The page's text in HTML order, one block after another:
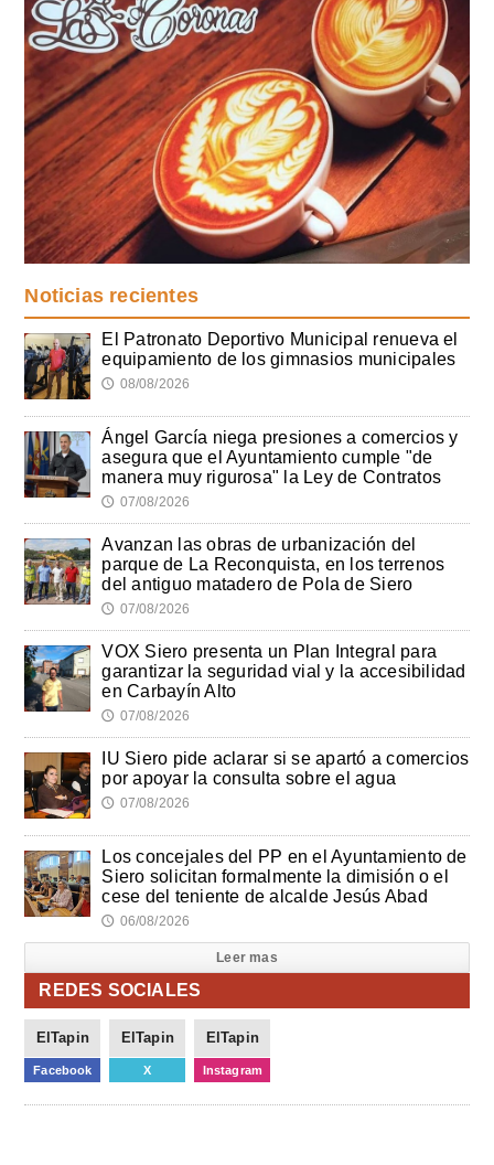
Noticias recientes
El Patronato Deportivo Municipal renueva el
equipamiento de los gimnasios municipales
🕔 08/08/2026
Ángel García niega presiones a comercios y
asegura que el Ayuntamiento cumple "de
manera muy rigurosa" la Ley de Contratos
🕔 07/08/2026
Avanzan las obras de urbanización del
parque de La Reconquista, en los terrenos
del antiguo matadero de Pola de Siero
🕔 07/08/2026
VOX Siero presenta un Plan Integral para
garantizar la seguridad vial y la accesibilidad
en Carbayín Alto
🕔 07/08/2026
IU Siero pide aclarar si se apartó a comercios
por apoyar la consulta sobre el agua
🕔 07/08/2026
Los concejales del PP en el Ayuntamiento de
Siero solicitan formalmente la dimisión o el
cese del teniente de alcalde Jesús Abad
🕔 06/08/2026
Leer mas
REDES SOCIALES
ElTapin
Facebook
ElTapin
X
ElTapin
Instagram